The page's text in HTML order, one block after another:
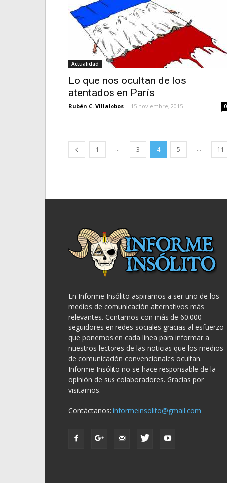
Actualidad
Lo que nos ocultan de los
atentados en París
Rubén C. Villalobos - 15 noviembre, 2015 0
1 ... 3 4 5 ... 11
En Informe Insólito aspiramos a ser uno de los
medios de comunicación alternativos más
relevantes. Contamos con más de 60.000
seguidores en redes sociales gracias al esfuerzo
que ponemos en cada línea para informar a
nuestros lectores de las noticias que los medios
de comunicación convencionales ocultan.
Informe Insólito no se hace responsable de la
opinión de sus colaboradores. Gracias por
visitarnos.
Contáctanos: informeinsolito@gmail.com